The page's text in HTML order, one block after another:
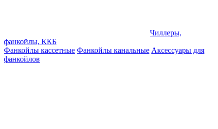
Чиллеры,
фанкойлы, ККБ
Фанкойлы кассетные Фанкойлы канальные Аксессуары для
фанкойлов